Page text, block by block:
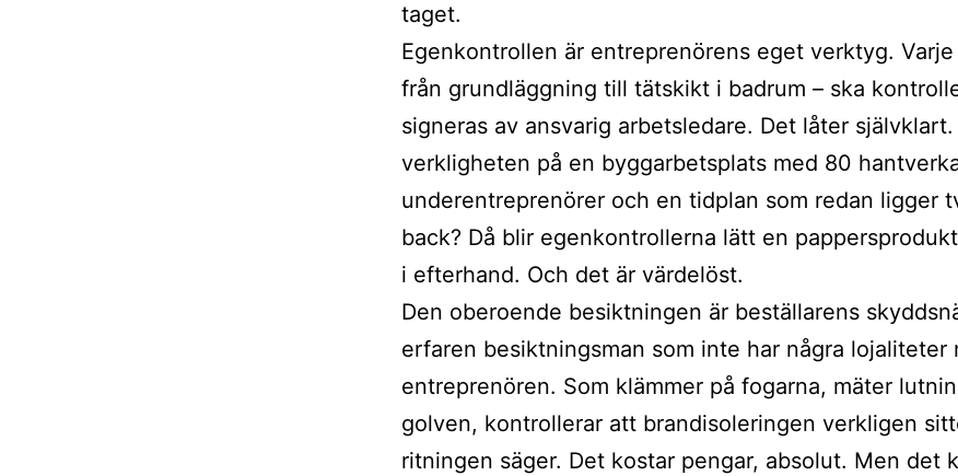
taget.
Egenkontrollen är entreprenörens eget verktyg.
från grundläggning till tätskikt i badrum – ska
signeras av ansvarig arbetsledare. Det låter
verkligheten på en byggarbetsplats med 80
underentreprenörer och en tidplan som redan ligger
back? Då blir egenkontrollerna lätt en
i efterhand. Och det är värdelöst.
Den oberoende besiktningen är beställarens
erfaren besiktningsman som inte har några lojaliteter
entreprenören. Som klämmer på fogarna, mäter
golven, kontrollerar att brandisoleringen verkligen
ritningen säger. Det kostar pengar, absolut. Men det